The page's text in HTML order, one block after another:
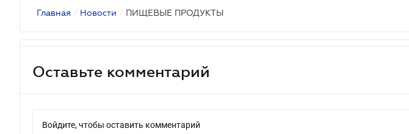
Главная / Новости / ПИЩЕВЫЕ ПРОДУКТЫ
Оставьте комментарий
Войдите, чтобы оставить комментарий